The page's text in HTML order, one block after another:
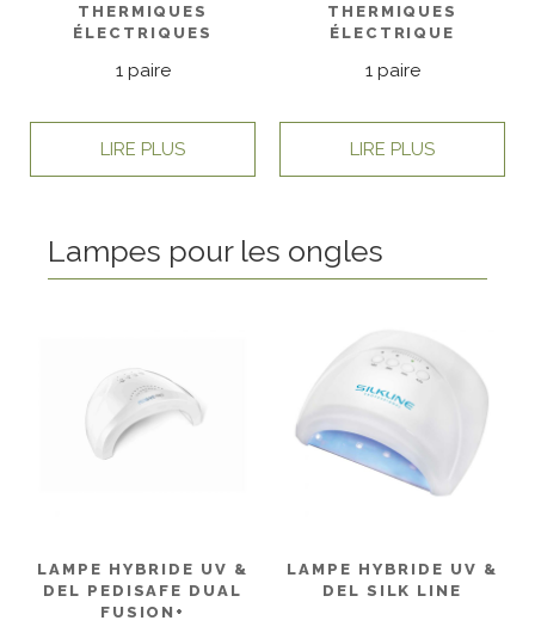
THERMIQUES
ÉLECTRIQUES
1 paire
LIRE PLUS
THERMIQUES
ÉLECTRIQUE
1 paire
LIRE PLUS
Lampes pour les ongles
LAMPE HYBRIDE UV &
DEL PEDISAFE DUAL
FUSION+
LAMPE HYBRIDE UV &
DEL SILK LINE